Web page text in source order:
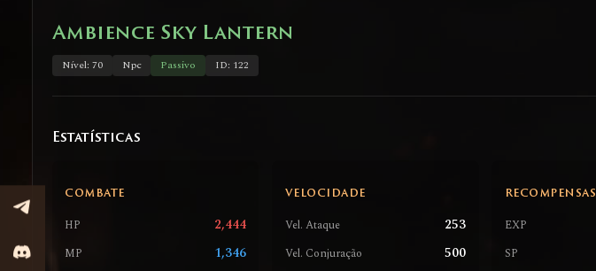
Ambience Sky Lantern
Nível: 70 Npc Passivo ID: 122
Estatísticas
COMBATE
HP 2,444
MP 1,346
VELOCIDADE
Vel. Ataque 253
Vel. Conjuração 500
RECOMPENSAS
EXP
SP